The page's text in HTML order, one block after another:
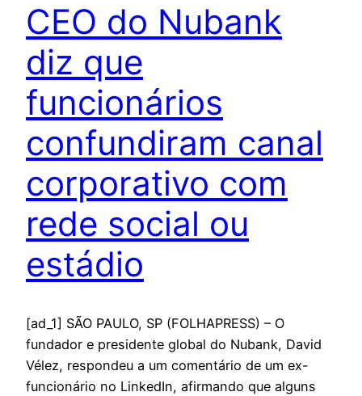
CEO do Nubank
diz que
funcionários
confundiram canal
corporativo com
rede social ou
estádio
[ad_1] SÃO PAULO, SP (FOLHAPRESS) – O
fundador e presidente global do Nubank, David
Vélez, respondeu a um comentário de um ex-
funcionário no LinkedIn, afirmando que alguns